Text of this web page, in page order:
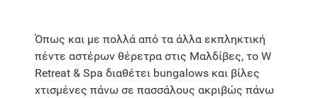
Όπως και με πολλά από τα άλλα εκπληκτική
πέντε αστέρων θέρετρα στις Μαλδίβες, το W
Retreat & Spa διαθέτει bungalows και βίλες
χτισμένες πάνω σε πασσάλους ακριβώς πάνω